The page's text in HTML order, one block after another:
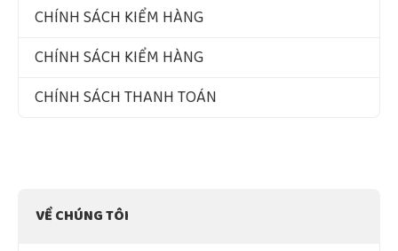
CHÍNH SÁCH KIỂM HÀNG
CHÍNH SÁCH KIỂM HÀNG
CHÍNH SÁCH THANH TOÁN
VỀ CHÚNG TÔI